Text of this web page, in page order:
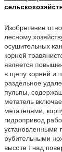
Изобретение
лесному
осушительных
корней
является
в щепу корней и
раздельное
пульпы,
метатель
метателями,
гидропривод
установленными
рубительными
высоте t над